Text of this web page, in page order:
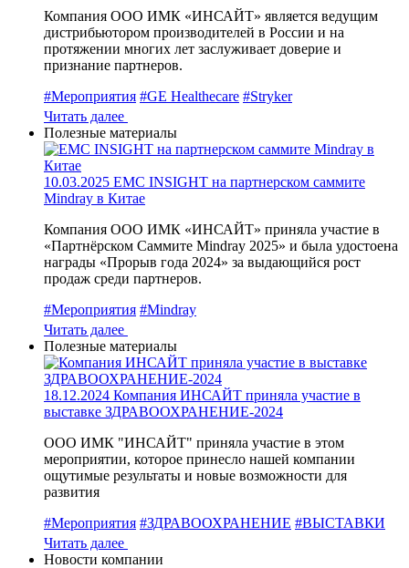
Компания ООО ИМК «ИНСАЙТ» является ведущим
дистрибьютором производителей в России и на
протяжении многих лет заслуживает доверие и
признание партнеров.
#Мероприятия #GE Healthecare #Stryker
Читать далее
Полезные материалы
10.03.2025 EMC INSIGHT на партнерском саммите
Mindray в Китае
Компания ООО ИМК «ИНСАЙТ» приняла участие в
«Партнёрском Саммите Mindray 2025» и была удостоена
награды «Прорыв года 2024» за выдающийся рост
продаж среди партнеров.
#Мероприятия #Mindray
Читать далее
Полезные материалы
18.12.2024 Компания ИНСАЙТ приняла участие в
выставке ЗДРАВООХРАНЕНИЕ-2024
ООО ИМК "ИНСАЙТ" приняла участие в этом
мероприятии, которое принесло нашей компании
ощутимые результаты и новые возможности для
развития
#Мероприятия #ЗДРАВООХРАНЕНИЕ #ВЫСТАВКИ
Читать далее
Новости компании